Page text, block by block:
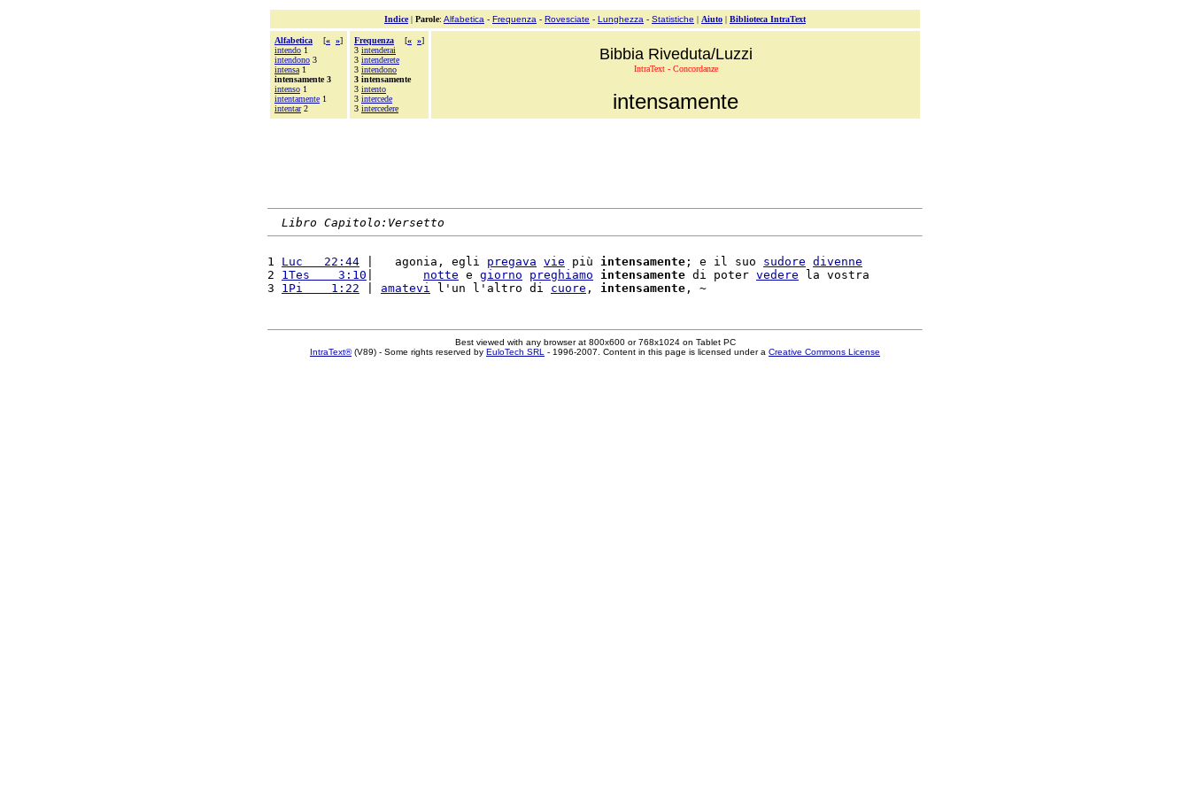
Indice| Parole: Alfabetica - Frequenza - Rovesciate - Lunghezza - Statistiche | Aiuto | Biblioteca IntraText
Alfabetica [« »]
intendo 1
intendono 3
intensa 1
intensamente 3
intenso 1
intentamente 1
intentar2
Frequenza [« »]
3 intenderai
3 intenderete
3 intendono
3 intensamente
3 intento
3 intercede
3 intercedere
Bibbia Riveduta/Luzzi
IntraText - Concordanze
intensamente
Libro Capitolo:Versetto
1 Luc   22:44 |   agonia, egli pregava vie più intensamente ; e il suo sudore divenne
2 1Tes    3:10 notte e giorno preghiamo intensamente di poter vedere la vostra
3 1Pi    1:22 amatevi l'un l'altro di cuore , intensamente
Best viewed with any browser at 800x600 or 768x1024 on Tablet PC
IntraText®(V89) - Some rights reserved by EuloTech SRL - 1996-2007. Content in this page is licensed under a Creative Commons License